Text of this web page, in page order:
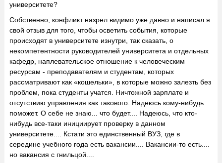
университете?
Собственно, конфликт назрел видимо уже давно и написал я
свой отзыв для того, чтобы осветить события, которые
происходят в университете изнутри, так сказать, о
некомпетентности руководителей университета и отдельных
кафедр, наплевательское отношение к человеческим
ресурсам - преподавателям и студентам, которых
рассматривают как «кошельки», в которые можно залезть без
проблем, пока студенты учатся. Ничтожной зарплате и
отсутствию управления как такового. Надеюсь кому-нибудь
поможет. О себе не знаю... что будет.... Надеюсь, что кто-
нибудь все-таки инициирует проверку в данном
университете.... Кстати это единственный ВУЗ, где в
середине учебного года есть вакансии.... Вакансии-то есть....
но вакансия с гнильцой....